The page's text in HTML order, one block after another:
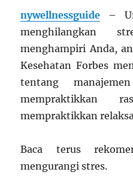
nywellnessguide –
menghilangkan
menghampiri Anda,
Kesehatan Forbes
tentang
mempraktikkan
mempraktikkan
Baca terus
mengurangi stres.